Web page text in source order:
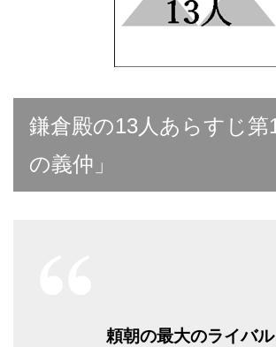
鎌倉殿の13人あらすじ第
の義仲」
頼朝の最大のライバル